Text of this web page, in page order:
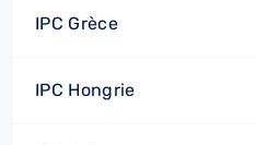
IPC Grèce
IPC Hongrie